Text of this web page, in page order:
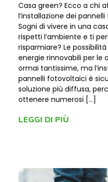
Casa green? Ecco a chi
l’installazione dei
Sogni di vivere in una
rispetti l’ambiente e ti
risparmiare? Le
energie rinnovabili per le
ormai tantissime, ma
pannelli fotovoltaici è
soluzione più diffusa,
ottenere numerosi […]
LEGGI DI PIÙ